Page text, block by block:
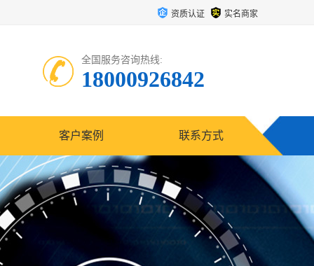
资质认证 实名商家
全国服务咨询热线:
18000926842
客户案例 联系方式